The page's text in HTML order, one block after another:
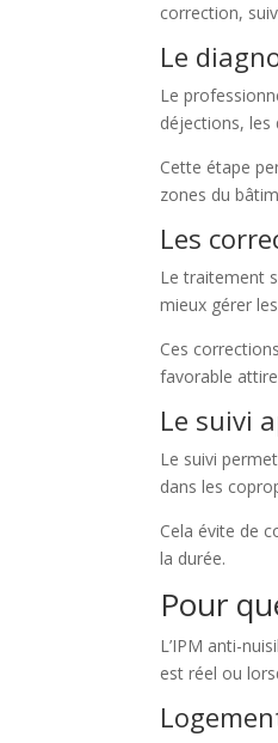
correction,
Le
Le
déjections, les
Cette étape
zones du
Les
Le traitement
mieux gérer
Ces
favorable
Le suivi
Le suivi
dans les
Cela évite de
la durée.
Pour
L’IPM anti-
est réel ou